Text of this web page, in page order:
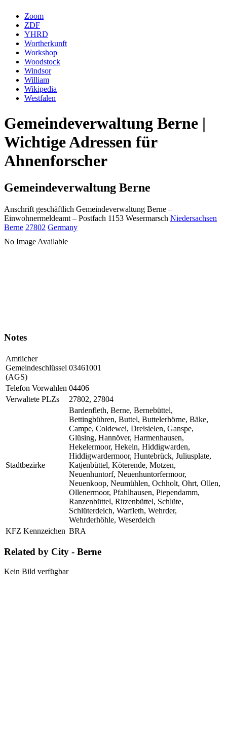
Zoom
ZDF
YHRD
Wortherkunft
Workshop
Woodstock
Windsor
William
Wikipedia
Westfalen
Gemeindeverwaltung Berne |
Wichtige Adressen für
Ahnenforscher
Gemeindeverwaltung Berne
Anschrift geschäftlich Gemeindeverwaltung Berne –
Einwohnermeldeamt – Postfach 1153 Wesermarsch Niedersachsen
Berne 27802 Germany
No Image Available
Notes
Amtlicher
Gemeindeschlüssel
(AGS)
03461001
Telefon Vorwahlen 04406
Verwaltete PLZs
27802, 27804
Stadtbezirke
Bardenfleth, Berne, Bernebüttel,
Bettingbühren, Buttel, Buttelerhörne, Bäke,
Campe, Coldewei, Dreisielen, Ganspe,
Glüsing, Hannöver, Harmenhausen,
Hekelermoor, Hekeln, Hiddigwarden,
Hiddigwardermoor, Huntebrück, Juliusplate,
Katjenbüttel, Köterende, Motzen,
Neuenhuntorf, Neuenhuntorfermoor,
Neuenkoop, Neumühlen, Ochholt, Ohrt, Ollen,
Ollenermoor, Pfahlhausen, Piependamm,
Ranzenbüttel, Ritzenbüttel, Schlüte,
Schlüterdeich, Warfleth, Wehrder,
Wehrderhöhle, Weserdeich
KFZ Kennzeichen BRA
Related by City - Berne
Kein Bild verfügbar